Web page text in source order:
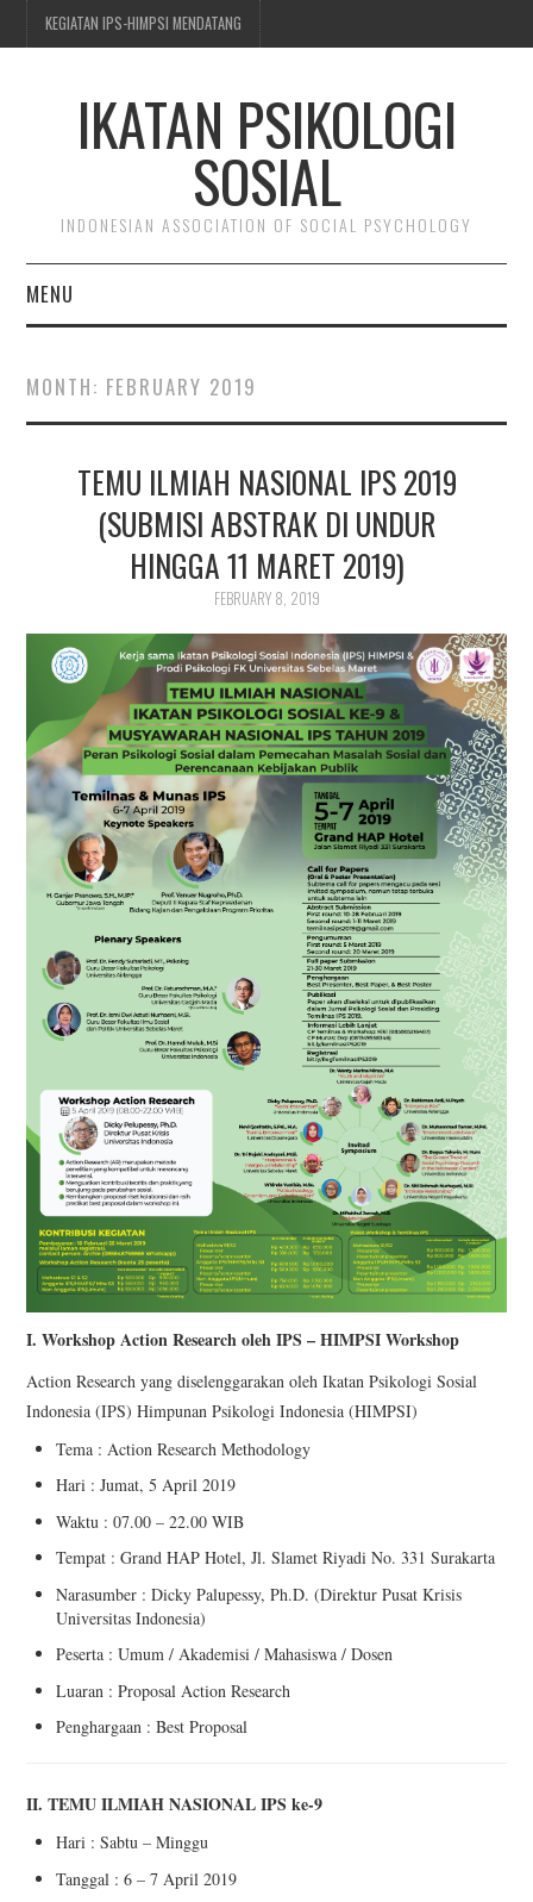
KEGIATAN IPS-HIMPSI MENDATANG
IKATAN PSIKOLOGI
SOSIAL
INDONESIAN ASSOCIATION OF SOCIAL PSYCHOLOGY
MENU
TENTANG IPS-HIMPSI
KEANGGOTAAN
PUBLIKASI ILMIAH
MONTH: FEBRUARY 2019
TEMU ILMIAH NASIONAL IPS 2019
(SUBMISI ABSTRAK DI UNDUR
HINGGA 11 MARET 2019)
FEBRUARY 8, 2019
I. Workshop Action Research oleh IPS – HIMPSI Workshop
Action Research yang diselenggarakan oleh Ikatan Psikologi Sosial
Indonesia (IPS) Himpunan Psikologi Indonesia (HIMPSI)
Tema : Action Research Methodology
Hari : Jumat, 5 April 2019
Waktu : 07.00 – 22.00 WIB
Tempat : Grand HAP Hotel, Jl. Slamet Riyadi No. 331 Surakarta
Narasumber : Dicky Palupessy, Ph.D. (Direktur Pusat Krisis
Universitas Indonesia)
Peserta : Umum / Akademisi / Mahasiswa / Dosen
Luaran : Proposal Action Research
Penghargaan : Best Proposal
II. TEMU ILMIAH NASIONAL IPS ke-9
Hari : Sabtu – Minggu
Tanggal : 6 – 7 April 2019